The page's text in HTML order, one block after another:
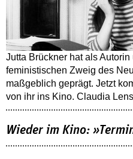
Jutta Brückner hat als
feministischen Zweig des
maßgeblich geprägt. Jetzt
von ihr ins Kino. Claudia
Wieder im Kino: